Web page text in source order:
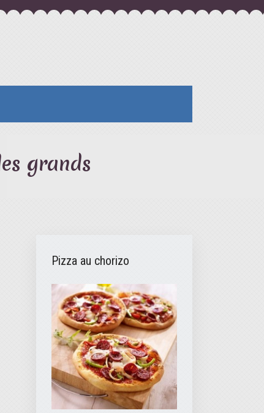
grands
Pizza au chorizo